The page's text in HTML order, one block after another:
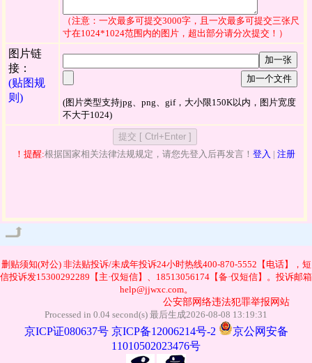
（注意：一次最多可提交3000字，且一次最多可提交三张尺
寸在1024*1024范围内的图片，超出部分请分次提交！）
图片链
接：
(贴图规
则)
加一张
加一个文件
(图片类型支持jpg、png、gif，大小限150K以内，图片宽度
不大于1024)
！提醒:根据国家相关法律法规规定，请您先登入后再发言！ 登入 | 注册
删贴须知(对公)非法贴投诉/未成年投诉24小时热线400-870-5552【电话】，短
信投诉发15300292289【主·仅短信】、18513056174【备·仅短信】。投诉邮箱
help@jjwxc.com。
公安部网络违法犯罪举报网站
Processed in 0.04 second(s) 最后生成2026-08-08 13:19:31
京ICP证080637号 京ICP备12006214号-2
京公网安备
11010502023476号